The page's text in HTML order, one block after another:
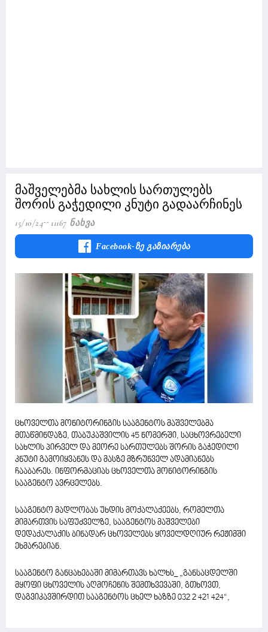
მაშველებმა სახლის სართულებს
შორის გაჭედილი კნუტი გადაარჩინეს
15/10/24 11167 Ნახვა
Facebook-Ზე Გაზიარება
ცხოველთა მონიტორინგის სააგენტოს მაშველებმა
მთაწმინდაზე, თაბუკაშვილის 45 ნომერში, საცხოვრებელი
სახლის პირველ და მეორე სართულებს შორის გაჭედილი
კნუტი გამოიყვანეს და მასზე მზრუნველ ადამიანებს
ჩააბარეს. ინფორმაციას ცხოველთა მონიტორინგის
სააგენტო ავრცელებს.
სააგენტო მადლობას უხდის მოქალაქეებს, რომელთა
მიმართვის საფუძველზე, სააგენტოს მაშველები
დედაქალაქის ბინადარ ცხოველებს ყოველდღიურ რეჟიმში
ეხმარებიან.
სააგენტო განცახებაში მიმართავს ხალხს_ „განსაცდელში
მყოფი ცხოველის აღმოჩენის შემთხვევაში, გთხოვთ,
დაგვიკავშირდით სააგენტოს ცხელ ხაზზე 032 2 421 424“,